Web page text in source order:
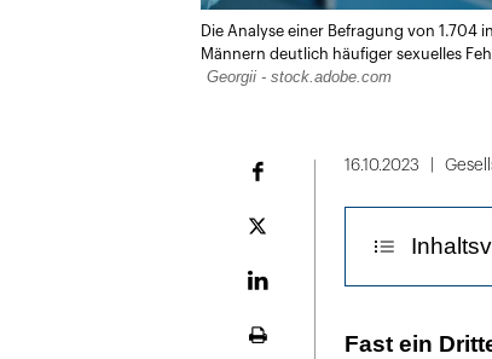
Die Analyse einer Befragung von 1.704
Männern deutlich häufiger sexuelles
Georgii - stock.adobe.com
Plattform
16.10.2023
„Ein
Fast ein